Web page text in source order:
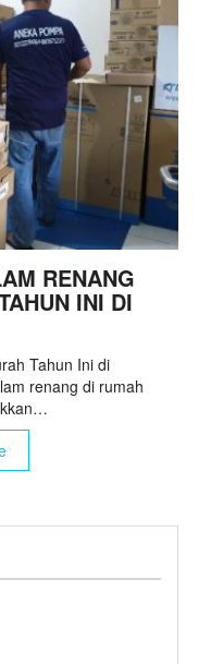
RENANG
INI DI
Tahun Ini di
renang di rumah